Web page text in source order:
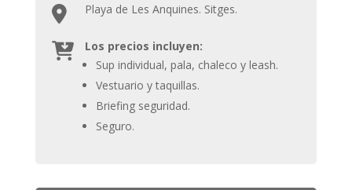
Playa de Les Anquines. Sitges.
Los precios incluyen:
Sup individual, pala, chaleco y leash.
Vestuario y taquillas.
Briefing seguridad.
Seguro.